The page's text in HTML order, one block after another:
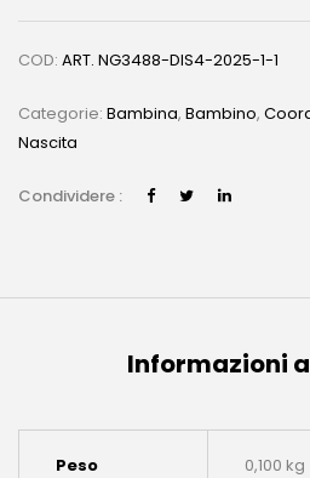
COD: ART. NG3488-DIS4-2025-1-1
Categorie: Bambina, Bambino,
Nascita
Condividere :
Informazioni
Peso 0,100 kg